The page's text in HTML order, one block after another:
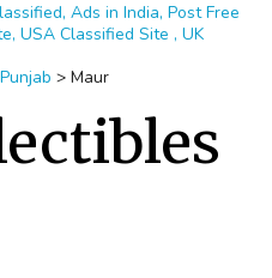
Ads in India, Post Free
USA Classified Site , UK
Punjab > Maur